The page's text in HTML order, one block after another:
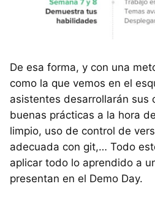
De esa forma, y con una
como la que vemos en el
asistentes desarrollarán sus
buenas prácticas a la hora
limpio, uso de control de
adecuada con git,… Todo
aplicar todo lo aprendido a
presentan en el Demo Day.